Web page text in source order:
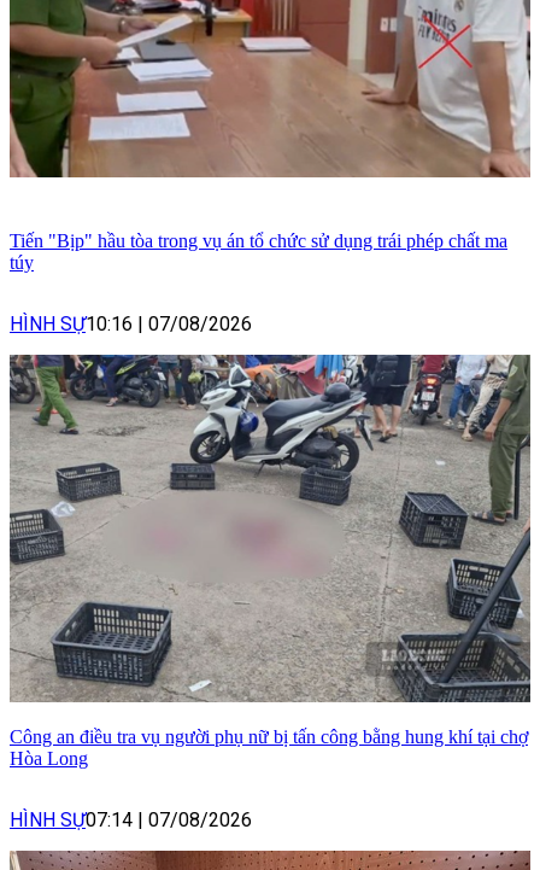
Tiến "Bịp" hầu tòa trong vụ án tổ chức sử dụng trái phép chất ma
túy
HÌNH SỰ10:16 | 07/08/2026
Công an điều tra vụ người phụ nữ bị tấn công bằng hung khí tại chợ
Hòa Long
HÌNH SỰ07:14 | 07/08/2026